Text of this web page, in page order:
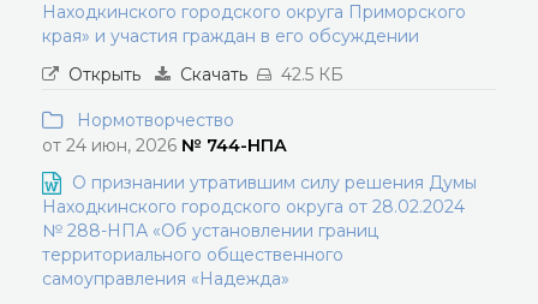
Находкинского городского округа Приморского
края» и участия граждан в его обсуждении
Открыть
Скачать 42.5 КБ
Нормотворчество
от 24 июн, 2026 № 744-НПА
О признании утратившим силу решения Думы
Находкинского городского округа от 28.02.2024
№ 288-НПА «Об установлении границ
территориального общественного
самоуправления «Надежда»